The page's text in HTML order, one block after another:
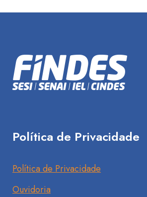
Política de Privacidade
Política de Privacidade
Ouvidoria